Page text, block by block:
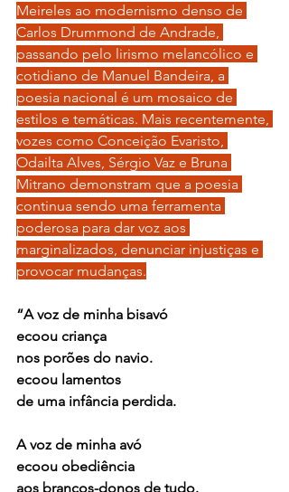
Meireles ao modernismo denso de
Carlos Drummond de Andrade,
passando pelo lirismo melancólico e
cotidiano de Manuel Bandeira, a
poesia nacional é um mosaico de
estilos e temáticas. Mais recentemente,
vozes como Conceição Evaristo,
Odailta Alves, Sérgio Vaz e Bruna
Mitrano demonstram que a poesia
continua sendo uma ferramenta
poderosa para dar voz aos
marginalizados, denunciar injustiças e
provocar mudanças.
“A voz de minha bisavó
ecoou criança
nos porões do navio.
ecoou lamentos
de uma infância perdida.
A voz de minha avó
ecoou obediência
aos brancos-donos de tudo.